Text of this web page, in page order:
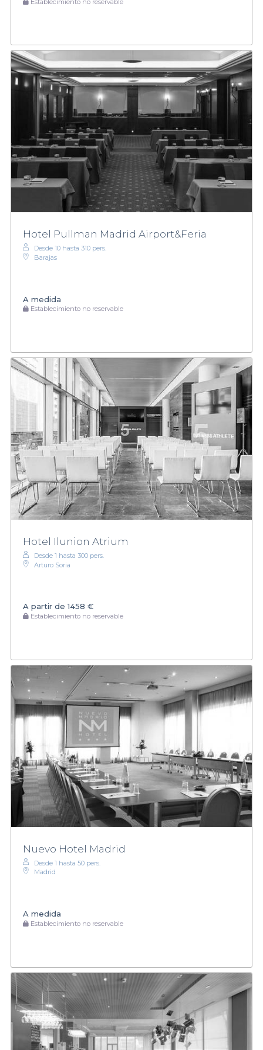
Hotel Pullman Madrid Airport&Feria
Desde 10 hasta 310 pers.
Barajas
A medida
Establecimiento no reservable
Hotel Ilunion Atrium
Desde 1 hasta 300 pers.
Arturo Soria
A partir de1458 €
Establecimiento no reservable
Nuevo Hotel Madrid
Desde 1 hasta 50 pers.
Madrid
A medida
Establecimiento no reservable